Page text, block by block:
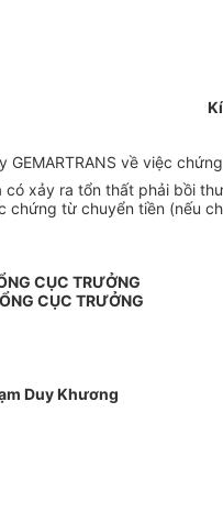
về việc
có xảy ra tổn thất phải bồi
từ chuyển tiền (nếu
CỤC TRƯỞNG
CỤC TRƯỞNG
Duy Khương